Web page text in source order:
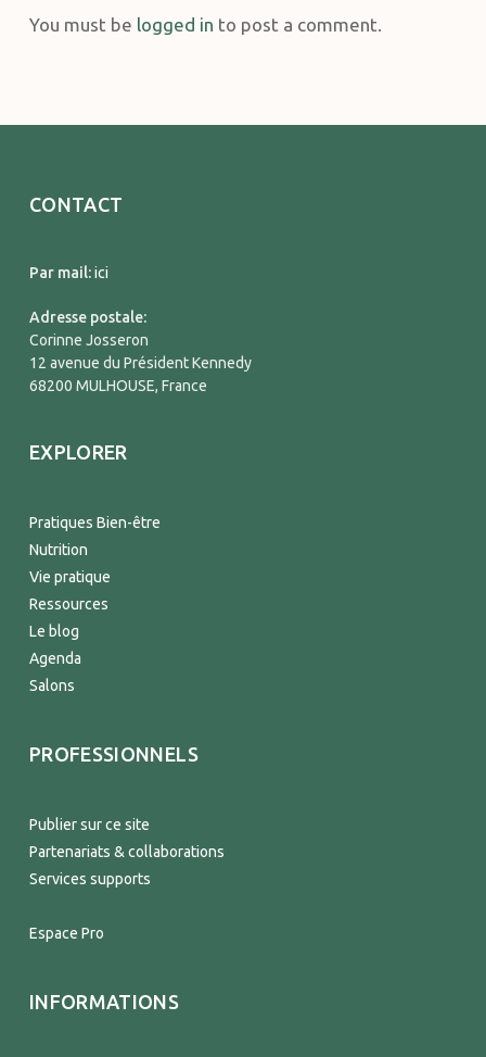
You must be logged in to post a comment.
CONTACT
Par mail:ici
Adresse postale:
Corinne Josseron
12 avenue du Président Kennedy
68200 MULHOUSE, France
EXPLORER
Pratiques Bien-être
Nutrition
Vie pratique
Ressources
Le blog
Agenda
Salons
PROFESSIONNELS
Publier sur ce site
Partenariats & collaborations
Services supports
Espace Pro
INFORMATIONS